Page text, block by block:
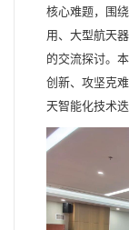
核心难题，围
用、大型航天
的交流探讨。
创新、攻坚克
天智能化技术